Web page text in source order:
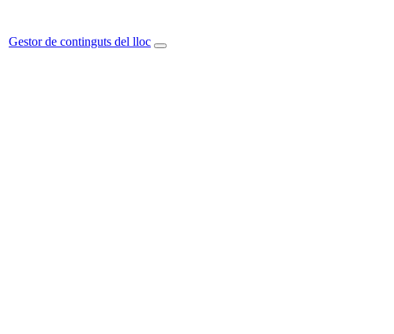
Gestor de continguts del lloc